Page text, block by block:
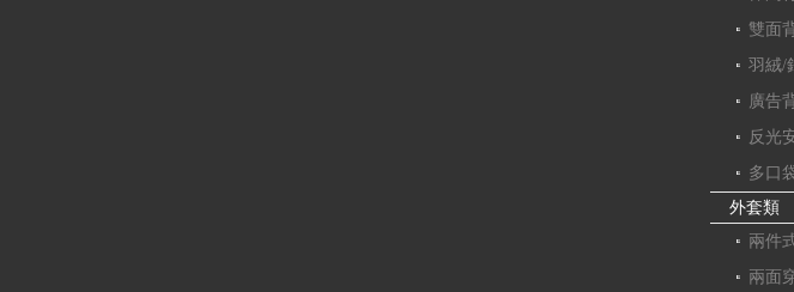
雙面
羽絨/
廣告
反光
多口
外套類
兩件
兩面